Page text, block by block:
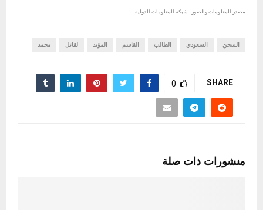
مصدر المعلومات والصور : شبكة المعلومات الدولية
السجن السعودي الطالب القاسم المؤبد لقاتل محمد
SHARE
0
منشورات ذات صلة